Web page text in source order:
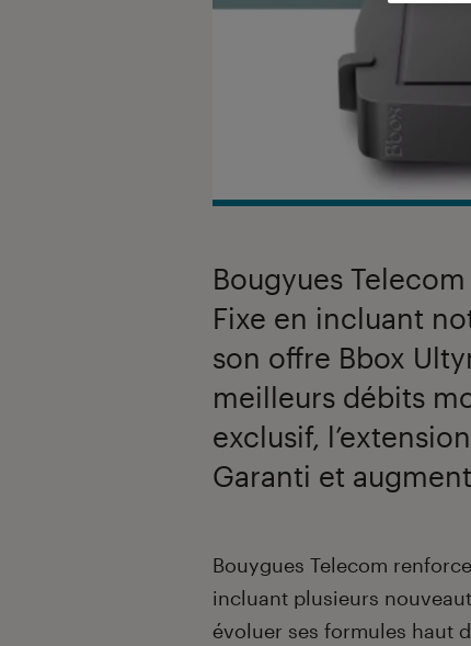
Bougyues
Fixe en incluant
son offre Bbox
meilleurs débits
exclusif,
Garanti et
Introduction
Bouygues Telecom
incluant plusieurs
évoluer ses formules haut